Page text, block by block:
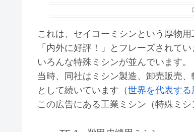
これは、セイコーミシンという厚物
「内外に好評！」とフレーズされてい
いろんな特殊ミシンが並んでいます。
当時、同社はミシン製造、卸売販売
として続いています（世界を代表す
この広告にある工業ミシン（特殊ミ